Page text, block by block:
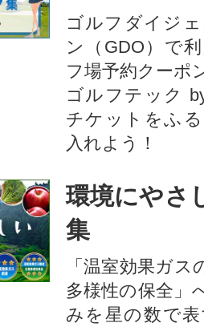
ゴルフダイジ
ン（GDO）で
フ場予約クーポ
ゴルフテック
チケットをふ
入れよう！
環境にやさ
集
「温室効果ガ
多様性の保全」
みを星の数で